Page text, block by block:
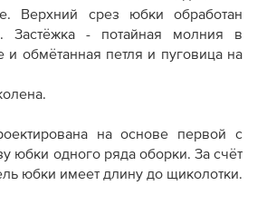
Верхний срез юбки обработан
Застёжка - потайная молния в
обмётанная петля и пуговица на
на основе первой с
юбки одного ряда оборки. За счёт
юбки имеет длину до щиколотки.